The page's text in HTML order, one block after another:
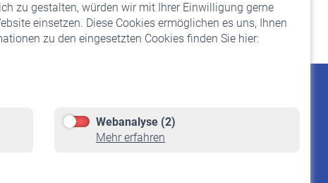
zu gestalten, würden wir mit Ihrer Einwilligung gerne
einsetzen. Diese Cookies ermöglichen es uns, Ihnen
zu den eingesetzten Cookies finden Sie hier:
Webanalyse (2)
Mehr erfahren
Rente beantragen
Rentenauszahlung